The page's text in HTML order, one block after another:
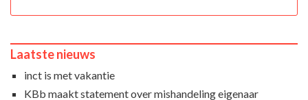
Laatste nieuws
inct is met vakantie
KBb maakt statement over mishandeling eigenaar